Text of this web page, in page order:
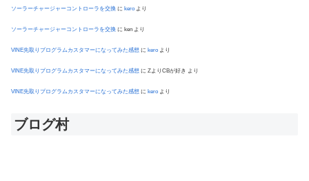
ソーラーチャージャーコントローラを交換 に kero より
ソーラーチャージャーコントローラを交換 に ken より
VINE先取りプログラムカスタマーになってみた感想 に kero より
VINE先取りプログラムカスタマーになってみた感想 に ZよりCBが好き より
VINE先取りプログラムカスタマーになってみた感想 に kero より
ブログ村